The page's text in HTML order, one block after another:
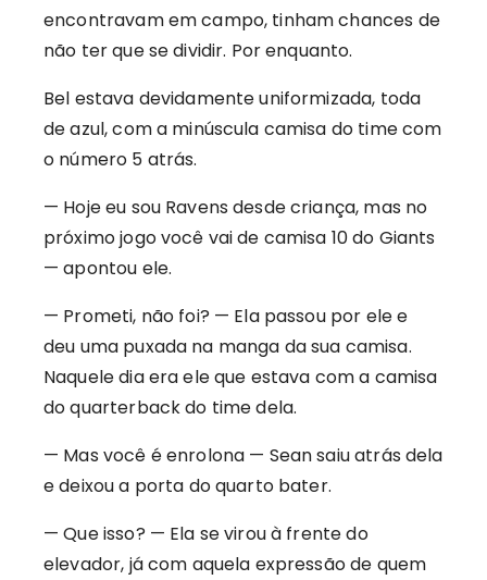
encontravam em campo, tinham chances de
não ter que se dividir. Por enquanto.
Bel estava devidamente uniformizada, toda
de azul, com a minúscula camisa do time com
o número 5 atrás.
— Hoje eu sou Ravens desde criança, mas no
próximo jogo você vai de camisa 10 do Giants
— apontou ele.
— Prometi, não foi? — Ela passou por ele e
deu uma puxada na manga da sua camisa.
Naquele dia era ele que estava com a camisa
do quarterback do time dela.
— Mas você é enrolona — Sean saiu atrás dela
e deixou a porta do quarto bater.
— Que isso? — Ela se virou à frente do
elevador, já com aquela expressão de quem